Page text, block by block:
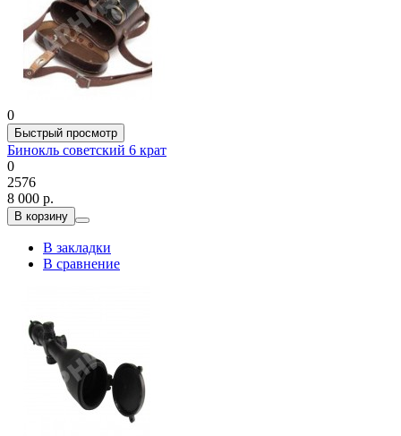
0
Быстрый просмотр
Бинокль советский 6 крат
0
2576
8 000 р.
В корзину
В закладки
В сравнение